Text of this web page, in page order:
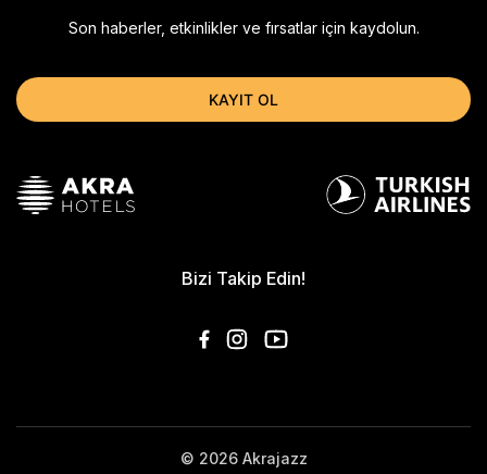
Son haberler, etkinlikler ve fırsatlar için kaydolun.
KAYIT OL
Bizi Takip Edin!
© 2026 Akrajazz